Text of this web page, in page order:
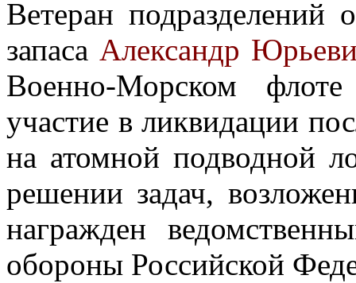
Ветеран подразделений
запаса Александр
Военно-Морском флоте
участие в ликвидации
на атомной подводной
решении задач,
награжден
обороны Российской